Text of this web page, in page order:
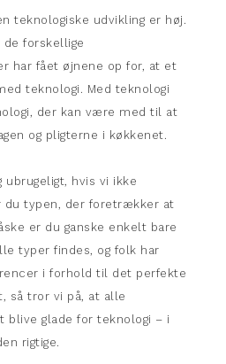
teknologiske udvikling er høj.
forskellige
har fået øjnene op for, at et
teknologi. Med teknologi
der kan være med til at
og pligterne i køkkenet.
ubrugeligt, hvis vi ikke
du typen, der foretrækker at
er du ganske enkelt bare
typer findes, og folk har
i forhold til det perfekte
så tror vi på, at alle
blive glade for teknologi – i
rigtige.